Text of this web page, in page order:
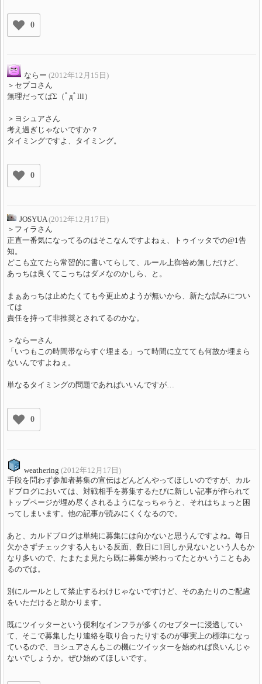
0
ならー (2012年12月15日)
＞セプコさん
無理だってばΣ（ﾟдﾟlll）
＞ヨシュアさん
考え過ぎじゃないですか？
タイミングですよ、タイミング。
0
JOSYUA (2012年12月17日)
＞フィラさん
正直一番気になってるのはそこなんですよねぇ、トゥイッタでの@1告
知。
どこも立てたら常習的に書いてらして、ルール上御咎め無しだけど、
あっちは良くてこっちはダメなのかしら、と。
まぁあっちは止めたくても今更止めようが無いから、新たな試みについ
ては
責任を持って非推奨とされてるのかな。
＞ならーさん
「いつもこの時間帯ならすぐ埋まる」って時間に立てても何故か埋まら
ないんですよねぇ。
単なるタイミングの問題であればいいんですが…
0
weathering (2012年12月17日)
手段を問わず参加者募集の宣伝はどんどんやってほしいのですが、カル
ドブログにおいては、対戦相手を募集するたびに新しい記事が作られて
トップページが埋め尽くされるようになっちゃうと、それはちょっと困
ってしまいます。他の記事が読みにくくなるので。
あと、カルドブログは単純に募集には向かないと思うんですよね。毎日
欠かさずチェックする人もいる反面、数日に1回しか見ないという人もか
なり多いので、たまたま見たら既に募集が終わってたとかいうこともあ
るのでは。
別にルールとして禁止するわけじゃないですけど、そのあたりのご配慮
をいただけると助かります。
既にツイッターという便利なインフラが多くのセプターに浸透してい
て、そこで募集したり連絡を取り合ったりするのが事実上の標準になっ
ているので、ヨシュアさんもこの機にツイッターを始めれば良いんじゃ
ないでしょうか。ぜひ始めてほしいです。